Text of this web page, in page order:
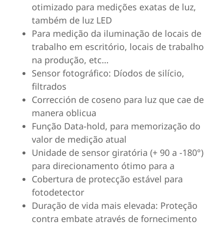
otimizado para medições exatas de luz,
também de luz LED
Para medição da iluminação de locais de
trabalho em escritório, locais de trabalho
na produção, etc…
Sensor fotográfico: Díodos de silício,
filtrados
Corrección de coseno para luz que cae de
manera oblicua
Função Data-hold, para memorização do
valor de medição atual
Unidade de sensor giratória (+ 90 a -180°)
para direcionamento ótimo para a
Cobertura de protecção estável para
fotodetector
Duração de vida mais elevada: Proteção
contra embate através de fornecimento